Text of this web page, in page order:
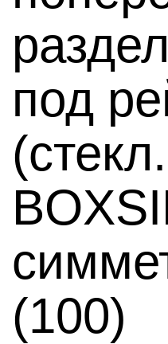
под
(стекл.
(100)